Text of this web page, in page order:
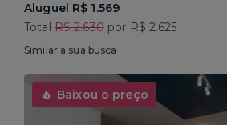
Aluguel R$ 1.569
Total R$ 2.630por R$ 2.625
Similar a sua busca
Baixou o preço